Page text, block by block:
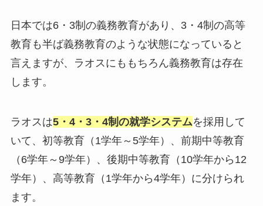
日本では6・3制の義務教育があり、3・4制の高等
教育も半ば義務教育のような状態になっていると
言えますが、ラオスにももちろん義務教育は存在
します。
ラオスは5・4・3・4制の就学システムを採用して
いて、初等教育（1学年～5学年）、前期中等教育
（6学年～9学年）、後期中等教育（10学年から12
学年）、高等教育（1学年から4学年）に分けられ
ます。